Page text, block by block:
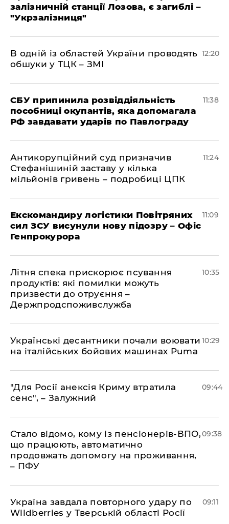
залізничній станції Лозова, є загиблі –
"Укрзалізниця"
В одній із областей України проводять
обшуки у ТЦК – ЗМІ
12:20
СБУ припинила розвіддіяльність
пособниці окупантів, яка допомагала
РФ завдавати ударів по Павлограду
11:38
Антикорупційний суд призначив
Стефанішиній заставу у кілька
мільйонів гривень – подробиці ЦПК
11:24
Екскомандиру логістики Повітряних
сил ЗСУ висунули нову підозру – Офіс
Генпрокурора
11:09
Літня спека прискорює псування
продуктів: які помилки можуть
призвести до отруєння –
Держпродспоживслужба
10:35
Українські десантники почали воювати
на італійських бойових машинах Puma
10:29
"Для Росії анексія Криму втратила
сенс", – Залужний
09:44
Стало відомо, кому із пенсіонерів-ВПО,
що працюють, автоматично
продовжать допомогу на проживання,
– ПФУ
09:38
Україна завдала повторного удару по
Wildberries у Тверській області Росії
09:11